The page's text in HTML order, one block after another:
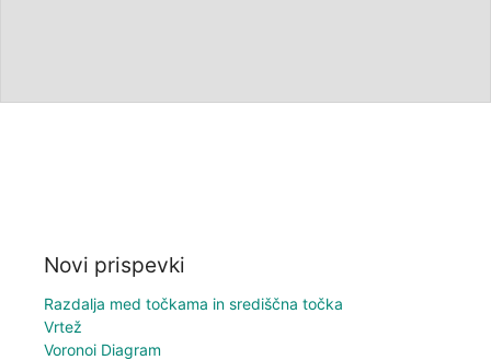
Novi prispevki
Razdalja med točkama in središčna točka
Vrtež
Voronoi Diagram